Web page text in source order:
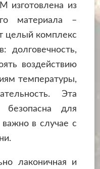
изготовлена из
материала –
целый комплекс
долговечность,
воздействию
температуры,
Эта
безопасна для
в случае с
лаконичная и